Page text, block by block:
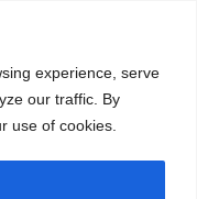
experience, serve
our traffic. By
use of cookies.